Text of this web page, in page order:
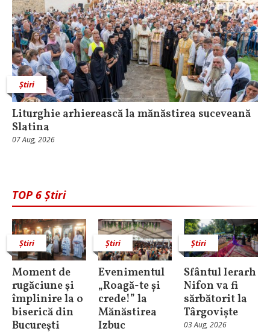
Știri
Liturghie arhierească la mănăstirea suceveană
Slatina
07 Aug, 2026
TOP 6 Știri
Știri
Moment de
rugăciune şi
împlinire la o
biserică din
Bucureşti
Știri
Evenimentul
„Roagă-te și
crede!” la
Mănăstirea
Izbuc
Știri
Sfântul Ierarh
Nifon va fi
sărbătorit la
Târgoviște
03 Aug, 2026